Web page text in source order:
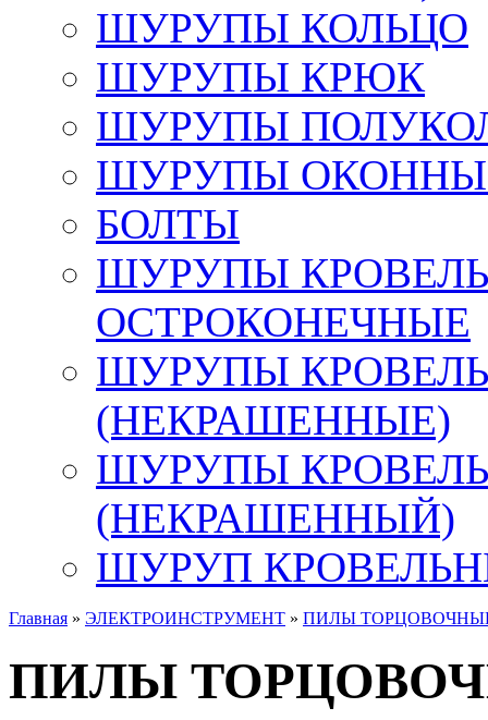
ШУРУПЫ КОЛЬЦО
ШУРУПЫ КРЮК
ШУРУПЫ
ШУРУПЫ
БОЛТЫ
ШУРУПЫ
ОСТРОКОНЕЧНЫЕ
ШУРУПЫ
(НЕКРАШЕННЫЕ)
ШУРУПЫ
(НЕКРАШЕННЫЙ)
ШУРУП
Главная » ЭЛЕКТРОИНСТРУМЕНТ » ПИЛЫ
ПИЛЫ